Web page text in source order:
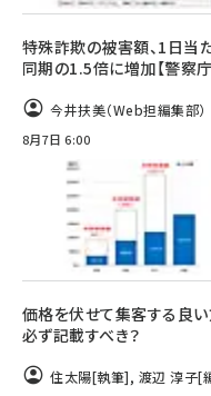
特殊詐欺の被害額、1日当
同期の1.5倍に増加【警察
今井扶美（Web担編集部）
8月7日 6:00
価格を伏せて集客する良
必ず記載すべき？
住太陽[執筆], 渡辺 淳子[